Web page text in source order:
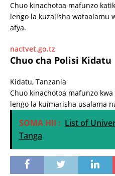
Chuo kinachotoa mafunzo
lengo la kuzalisha wataalamu
afya.
nactvet.go.tz
Chuo cha Polisi Kidatu
Kidatu, Tanzania
Chuo kinachotoa mafunzo
lengo la kuimarisha usalama
SOMA HII : List of
Tanga